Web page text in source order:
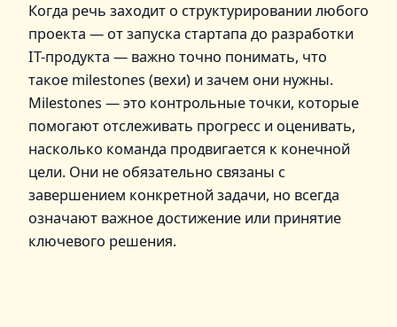
Когда речь заходит о структурировании любого
проекта — от запуска стартапа до разработки
IT-продукта — важно точно понимать, что
такое milestones (вехи) и зачем они нужны.
Milestones — это контрольные точки, которые
помогают отслеживать прогресс и оценивать,
насколько команда продвигается к конечной
цели. Они не обязательно связаны с
завершением конкретной задачи, но всегда
означают важное достижение или принятие
ключевого решения.